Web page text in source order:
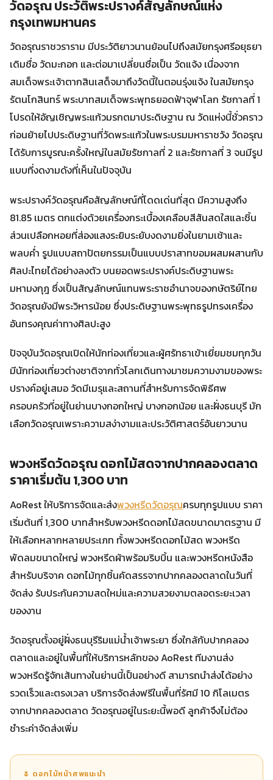
วัดอรุณ ประวัติพระปรางค์สัญลักษณ์แห่ง
กรุงเทพมหานคร
วัดอรุณราชวราราม มีประวัติยาวนานย้อนไปถึงสมัยกรุงศรีอยุธยา
เดิมชื่อ วัดมะกอก และต่อมาเปลี่ยนชื่อเป็น วัดแจ้ง เนื่องจาก
สมเด็จพระเจ้าตากสินเสด็จมาถึงวัดนี้ในตอนรุ่งแจ้ง ในสมัยกรุง
รัตนโกสินทร์ พระบาทสมเด็จพระพุทธยอดฟ้าจุฬาโลก รัชกาลที่ 1
โปรดให้อัญเชิญพระแก้วมรกตมาประดิษฐาน ณ วัดแห่งนี้ชั่วคราว
ก่อนย้ายไปประดิษฐานที่วัดพระแก้วในพระบรมมหาราชวัง วัดอรุณ
ได้รับการบูรณะครั้งใหญ่ในสมัยรัชกาลที่ 2 และรัชกาลที่ 3 จนมีรูป
แบบที่งดงามดังที่เห็นในปัจจุบัน
พระปรางค์วัดอรุณคือสัญลักษณ์ที่โดดเด่นที่สุด มีความสูงถึง
81.85 เมตร ตกแต่งด้วยเครื่องกระเบื้องเคลือบสีสันสดใสและชิ้น
ส่วนเปลือกหอยที่ส่องแสงระยิบระยับงดงามยิ่งในยามเช้าและ
พลบค่ำ รูปแบบสถาปัตยกรรมเป็นแบบปราสาทขอมผสมผสานกับ
ศิลปะไทยได้อย่างลงตัว บนยอดพระปรางค์ประดิษฐานพระ
มหามงกุฎ ซึ่งเป็นสัญลักษณ์แทนพระราชอำนาจของกษัตริย์ไทย
วัดอรุณยังมีพระวิหารน้อย ซึ่งประดิษฐานพระพุทธรูปทรงเครื่อง
อันทรงคุณค่าทางศิลปะสูง
ปัจจุบันวัดอรุณเปิดให้นักท่องเที่ยวและผู้ศรัทธาเข้าเยี่ยมชมทุกวัน
มีนักท่องเที่ยวต่างชาติจากทั่วโลกเดินทางมาชมความงามของพระ
ปรางค์อยู่เสมอ วัดมีเมรุและสถานที่สำหรับการจัดพิธีศพ
ครอบครัวที่อยู่ในย่านบางกอกใหญ่ บางกอกน้อย และฝั่งธนบุรี มัก
เลือกวัดอรุณเพราะความสง่างามและประวัติศาสตร์อันยาวนาน
พวงหรีดวัดอรุณ ดอกไม้สดจากปากคลองตลาด
ราคาเริ่มต้น 1,300 บาท
AoRest ให้บริการจัดและส่งพวงหรีดวัดอรุณครบทุกรูปแบบ ราคา
เริ่มต้นที่ 1,300 บาทสำหรับพวงหรีดดอกไม้สดขนาดมาตรฐาน มี
ให้เลือกหลากหลายประเภท ทั้งพวงหรีดดอกไม้สด พวงหรีด
พัดลมขนาดใหญ่ พวงหรีดผ้าพร้อมริบบิ้น และพวงหรีดหนังสือ
สำหรับบริจาค ดอกไม้ทุกชิ้นคัดสรรจากปากคลองตลาดในวันที่
จัดส่ง รับประกันความสดใหม่และความสวยงามตลอดระยะเวลา
ของงาน
วัดอรุณตั้งอยู่ฝั่งธนบุรีริมแม่น้ำเจ้าพระยา ซึ่งใกล้กับปากคลอง
ตลาดและอยู่ในพื้นที่ให้บริการหลักของ AoRest ทีมงานส่ง
พวงหรีดรู้จักเส้นทางในย่านนี้เป็นอย่างดี สามารถนำส่งได้อย่าง
รวดเร็วและตรงเวลา บริการจัดส่งฟรีในพื้นที่รัศมี 10 กิโลเมตร
จากปากคลองตลาด วัดอรุณอยู่ในระยะนี้พอดี ลูกค้าจึงไม่ต้อง
ชำระค่าจัดส่งเพิ่ม
🌷 ดอกไม้หน้าศพแนะนำ